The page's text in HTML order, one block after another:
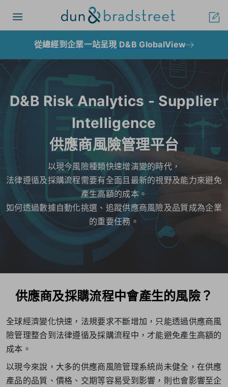
Toggle navigation
從總經到企業一站呈現 D&B GlobalView
D&B Risk Analytics - Supplier
Intelligence
供應商風險管理平台
以現今風險種類快速增演變的時代，
法律遵循及採購流程需要有全面且最新的視野及能力來避免
產生高額的成本。
如何透過數據自動化挑選、追蹤供應商風險及品質成為企業
的重要任務。
供應商及採購流程中會產生的風險？
全球經濟變化快速，法規要求不斷增加，只能透過供應商風
險管理整合到法律遵循及採購流程中，才能避免產生高額的
成本。
以現今來說，大多的供應商風險管理系統尚未健全，在供應
產品的品質、價格、交期等容易受到影響，則也會影響至企